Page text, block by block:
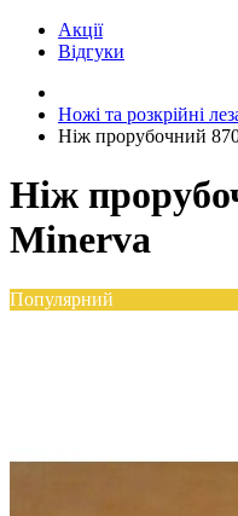
Акції
Відгуки
Ножі та розкрійні
Ніж прорубочний
Ніж
Minerva
Популярний